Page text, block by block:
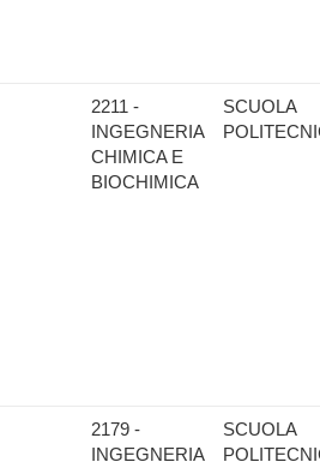
2211 -
INGEGNERIA
CHIMICA E
BIOCHIMICA
SCUOLA
2179 -
INGEGNERIA
SCUOLA